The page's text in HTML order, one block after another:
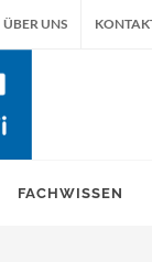
ÜBER UNS
FACHWISSEN